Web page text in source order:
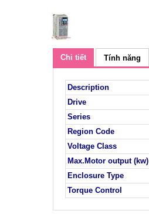
Chi tiết Tính năng
Description
Drive
Series
Region Code
Voltage Class
Max.Motor output (kw)
Enclosure Type
Torque Control